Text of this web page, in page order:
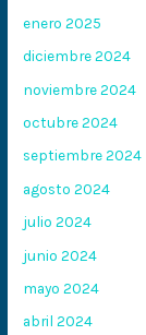
enero 2025
diciembre 2024
noviembre 2024
octubre 2024
septiembre 2024
agosto 2024
julio 2024
junio 2024
mayo 2024
abril 2024